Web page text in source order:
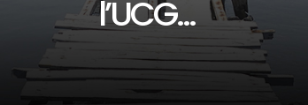
l’UCG…